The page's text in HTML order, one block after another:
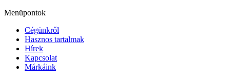
Menüpontok
Cégünkről
Hasznos tartalmak
Hírek
Kapcsolat
Márkáink